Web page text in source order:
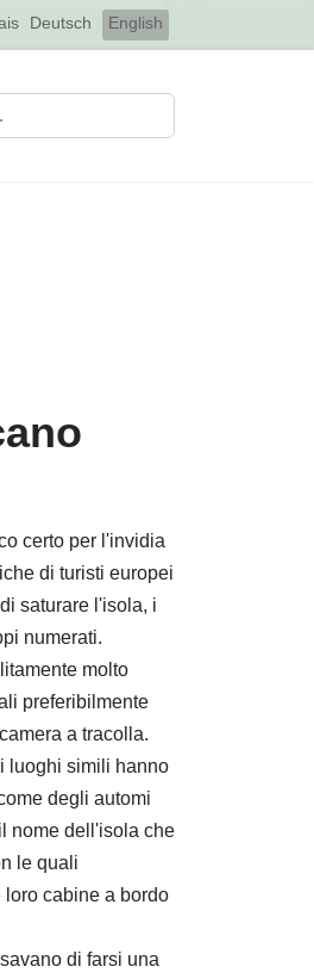
Deutsch English
certo per l'invidia
di turisti europei
saturare l'isola, i
numerati.
molto
preferibilmente
a tracolla.
luoghi simili hanno
degli automi
nome dell'isola che
le quali
cabine a bordo
di farsi una